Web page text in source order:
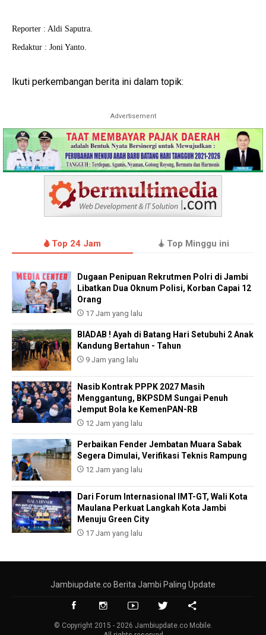
Reporter : Aldi Saputra.
Redaktur : Joni Yanto.
Ikuti perkembangan berita ini dalam topik:
Advertisement
Top 24 Jam Top Minggu ini
Dugaan Penipuan Rekrutmen Polri di Jambi
Libatkan Dua Oknum Polisi, Korban Capai 12
Orang
17 Jam yang lalu
BIADAB ! Ayah di Batang Hari Setubuhi 2 Anak
Kandung Bertahun - Tahun
9 Jam yang lalu
Nasib Kontrak PPPK 2027 Masih
Menggantung, BKPSDM Sungai Penuh
Jemput Bola ke KemenPAN-RB
12 Jam yang lalu
Perbaikan Fender Jembatan Muara Sabak
Segera Dimulai, Verifikasi Teknis Rampung
12 Jam yang lalu
Dari Forum Internasional IMT-GT, Wali Kota
Maulana Perkuat Langkah Kota Jambi
Menuju Green City
17 Jam yang lalu
Jambiupdate.co Berita Jambi Paling Update
© Copyright 2015 - 2026 Jambiupdate.co Mobile.